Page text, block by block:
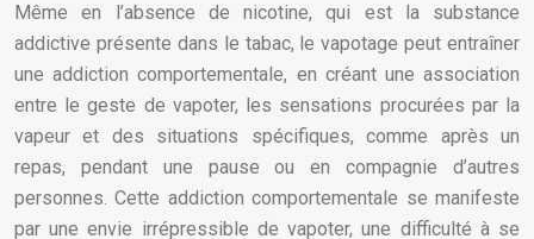
Même en l’absence de nicotine, qui est la substance
addictive présente dans le tabac, le vapotage peut entraîner
une addiction comportementale, en créant une association
entre le geste de vapoter, les sensations procurées par la
vapeur et des situations spécifiques, comme après un
repas, pendant une pause ou en compagnie d’autres
personnes. Cette addiction comportementale se manifeste
par une envie irrépressible de vapoter, une difficulté à se